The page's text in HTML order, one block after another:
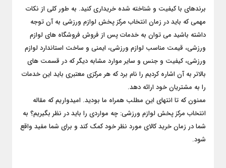
برندهای با کیفیت و شناخته شده خریداری کنید. به طور کلی از نکات
مهمی که باید در زمان انتخاب مرکز پخش لوازم ورزشی به آن توجه
داشته باشید می توان به خدمات پس از فروش فروشگاه های لوازم
ورزشی، قیمت مناسب لوازم ورزشی، ایمنی و ساخت استاندارد لوازم
ورزشی، کیفیت و جنس و سایر موارد مشابه دیگر که در قسمت های
بالاتر به آن اشاره کردیم را نام برد که هر مرکزی معتبری باید این خدمات
را به مشتریان خود ارائه دهد.
ممنون که تا انتهای این مطلب همراه ما بودید. امیدواریم که مقاله
انتخاب مرکز پخش لوازم ورزشی: چه مواردی را باید در نظر بگیریم؟ به
شما در زمان خرید کالای مورد نظر خود کمک کند و برای شما مفید واقع
شود.